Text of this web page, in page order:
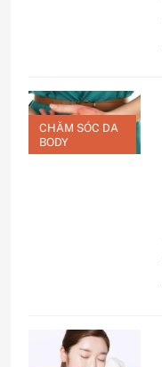
CHĂM SÓC DA
BODY